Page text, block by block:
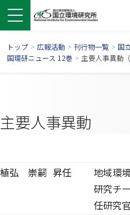
ンドウで開きます）
ウインドウで開きます）
トップ > 広報活動 > 刊行物一覧 > 国
国環研ニュース 12巻 > 主要人事異動
主要人事異動
植弘 崇嗣 昇任
地域環
研究チ
任研究官